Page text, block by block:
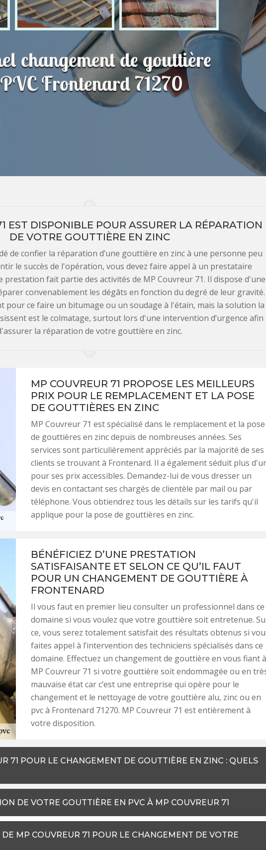
changement de gouttière
Frontenard 71270
EST DISPONIBLE POUR ASSURER LA RÉPARATION
DE VOTRE GOUTTIÈRE EN ZINC
de confier la réparation d’une gouttière en zinc à une personne peu
le succès de l'opération, vous devez faire appel à un prestataire
prestation fait partie des activités de MP Couvreur 71. Il dispose d'une
convenablement les dégâts en fonction du degré de leur gravité.
pour ce faire un bitumage ou un soudage à l'étain, mais la solution la
est le colmatage, surtout lors d'une intervention d’urgence afin
la réparation de votre gouttière en zinc.
MP COUVREUR 71 PROPOSE LES MEILLEURS
PRIX POUR LE REMPLACEMENT ET LA POSE
DE GOUTTIÈRES EN ZINC
MP Couvreur 71 est spécialisé dans le remplacement et la pose
de gouttières en zinc depuis de nombreuses années. Ses
services sont particulièrement appréciés par la majorité de ses
clients se trouvant à Frontenard. Il a également séduit plus
pour ses prix accessibles. Demandez-lui de vous dresser un
devis en contactant ses chargés de clientèle par mail ou par
téléphone. Vous obtiendrez tous les détails sur les tarifs qu'il
applique pour la pose de gouttières en zinc.
BÉNÉFICIEZ D’UNE PRESTATION
SATISFAISANTE ET SELON CE QU’IL FAUT
POUR UN CHANGEMENT DE GOUTTIÈRE À
FRONTENARD
Il vous faut en premier lieu consulter un professionnel dans ce
domaine si vous voulez que votre gouttière soit entretenue.
ce, vous serez totalement satisfait des résultats obtenus si
faites appel à l’intervention des techniciens spécialisés dans ce
domaine. Effectuez un changement de gouttière en vous fiant à
MP Couvreur 71 si votre gouttière soit endommagée ou en
mauvaise état car c’est une entreprise qui opère pour le
changement et le nettoyage de votre gouttière alu, zinc ou en
pvc à Frontenard 71270. MP Couvreur 71 est entièrement à
votre disposition.
71 POUR LE CHANGEMENT DE GOUTTIÈRE EN ZINC : QUELS
DE VOTRE GOUTTIÈRE EN PVC À MP COUVREUR 71
DE MP COUVREUR 71 POUR LE CHANGEMENT DE VOTRE